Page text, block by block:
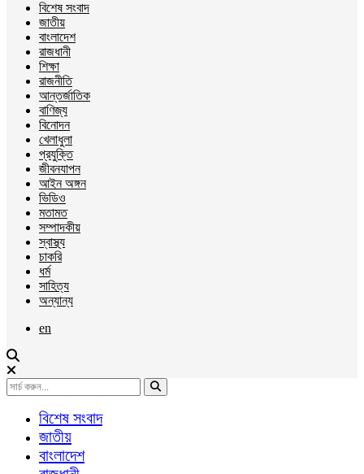
বিশেষ সংবাদ
জাতীয়
বাংলাদেশ
রাজধানী
শিক্ষা
রাজনীতি
আন্তর্জাতিক
বাণিজ্য
বিনোদন
খেলাধুলা
প্রযুক্তি
জীবনযাপন
আইন অঙ্গন
ভিডিও
মতামত
সম্পাদকীয়
স্বাস্থ্য
চাকরি
ধর্ম
সাহিত্য
অন্যান্য
en
বিশেষ সংবাদ
জাতীয়
বাংলাদেশ